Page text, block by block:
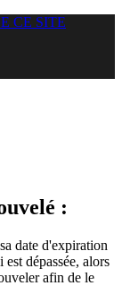
CE SITE
:
date d'expiration
dépassée, alors
afin de le